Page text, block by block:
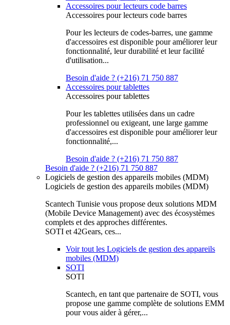
Accessoires pour lecteurs code barres
Accessoires pour lecteurs code barres
Pour les lecteurs de codes-barres, une gamme
d'accessoires est disponible pour améliorer leur
fonctionnalité, leur durabilité et leur facilité
d'utilisation...
Besoin d'aide ? (+216) 71 750 887
Accessoires pour tablettes
Accessoires pour tablettes
Pour les tablettes utilisées dans un cadre
professionnel ou exigeant, une large gamme
d'accessoires est disponible pour améliorer leur
fonctionnalité,...
Besoin d'aide ? (+216) 71 750 887
Besoin d'aide ? (+216) 71 750 887
Logiciels de gestion des appareils mobiles (MDM)
Logiciels de gestion des appareils mobiles (MDM)
Scantech Tunisie vous propose deux solutions MDM
(Mobile Device Management) avec des écosystèmes
complets et des approches différentes.
SOTI et 42Gears, ces...
Voir tout les Logiciels de gestion des appareils
mobiles (MDM)
SOTI
SOTI
Scantech, en tant que partenaire de SOTI, vous
propose une gamme complète de solutions EMM
pour vous aider à gérer,...